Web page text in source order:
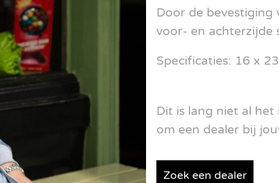
Door de bevestiging
voor- en achterzijde
Specificaties: 16 x
Dit is lang niet al het
om een ​​dealer bij
Zoek een dealer